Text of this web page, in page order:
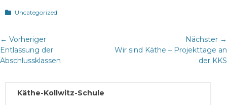
Kategorien
Uncategorized
Beitragsnavigation
← Vorheriger
Vorheriger
Beitrag:
Entlassung der
Abschlussklassen
Nächster →
Nächster
Wir sind Käthe – Projekttage an
der KKS
Käthe-Kollwitz-Schule